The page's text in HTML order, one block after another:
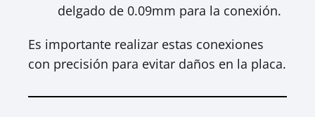
delgado de 0.09mm para la conexión.
Es importante realizar estas conexiones
con precisión para evitar daños en la placa.